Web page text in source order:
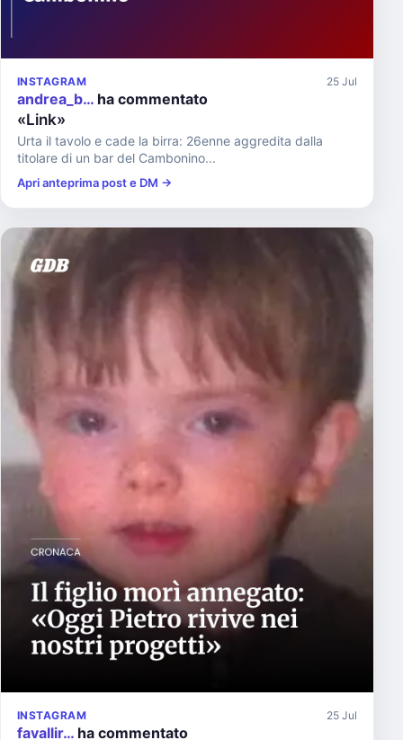
INSTAGRAM 25 Jul
andrea_b… ha commentato
«Link»
Urta il tavolo e cade la birra: 26enne aggredita dalla
titolare di un bar del Cambonino...
Apri anteprima post e DM →
INSTAGRAM 25 Jul
favallir… ha commentato